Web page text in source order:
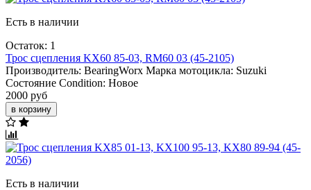
Есть в наличии
Остаток: 1
Трос сцепления KX60 85-03, RM60 03 (45-2105)
Производитель: BearingWorx Марка мотоцикла: Suzuki
Состояние Condition: Новое
2000 руб
в корзину
Есть в наличии